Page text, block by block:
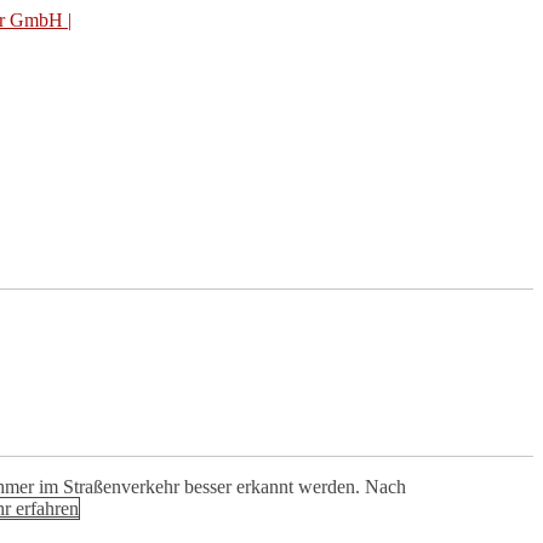
im Straßenverkehr besser erkannt werden. Nach
erfahren